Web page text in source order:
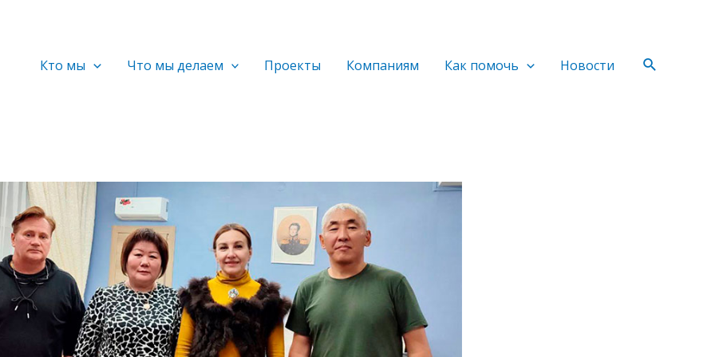
Кто мы Что мы делаем Проекты Компаниям Как помочь Новости Поиск